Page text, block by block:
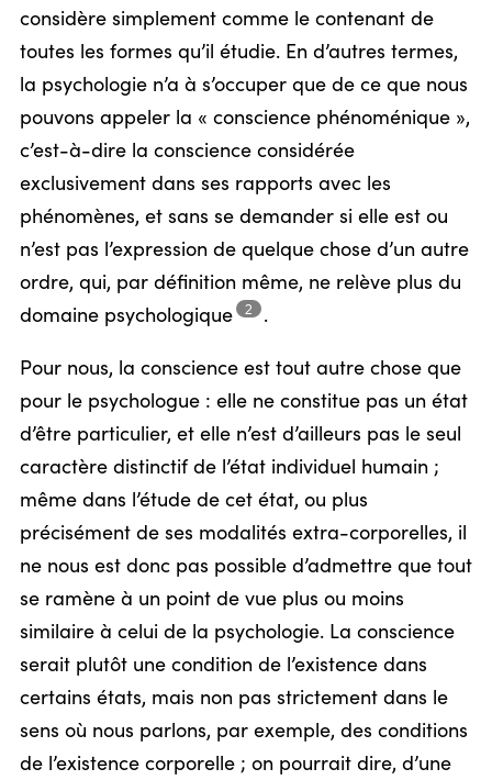
considère simplement comme le contenant de
toutes les formes qu’il étudie. En d’autres termes,
la psychologie n’a à s’occuper que de ce que nous
pouvons appeler la « conscience phénoménique »,
c’est-à-dire la conscience considérée
exclusivement dans ses rapports avec les
phénomènes, et sans se demander si elle est ou
n’est pas l’expression de quelque chose d’un autre
ordre, qui, par définition même, ne relève plus du
domaine psychologique 2 .
Pour nous, la conscience est tout autre chose que
pour le psychologue : elle ne constitue pas un état
d’être particulier, et elle n’est d’ailleurs pas le seul
caractère distinctif de l’état individuel humain ;
même dans l’étude de cet état, ou plus
précisément de ses modalités extra-corporelles, il
ne nous est donc pas possible d’admettre que tout
se ramène à un point de vue plus ou moins
similaire à celui de la psychologie. La conscience
serait plutôt une condition de l’existence dans
certains états, mais non pas strictement dans le
sens où nous parlons, par exemple, des conditions
de l’existence corporelle ; on pourrait dire, d’une